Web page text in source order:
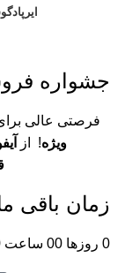
ایرپاد
جشواره
فرصتی عالی
ویژه! از
زمان باقی
0 روزها 00 ساعت